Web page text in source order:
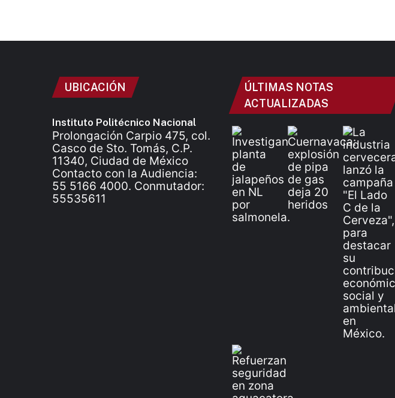
UBICACIÓN
Instituto Politécnico Nacional
Prolongación Carpio 475, col.
Casco de Sto. Tomás, C.P.
11340, Ciudad de México
Contacto con la Audiencia:
55 5166 4000. Conmutador:
55535611
ÚLTIMAS NOTAS
ACTUALIZADAS